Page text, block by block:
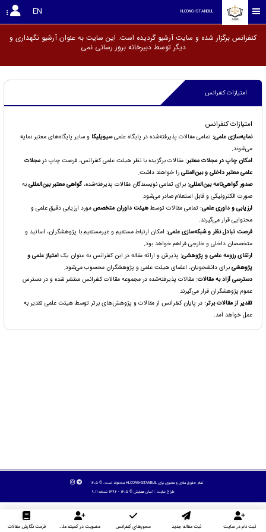
HLCONG-ISTANBUL
EN
کنفرانس برگزار شده و سایت آرشیو گردیده است. این سایت به عنوان آرشیو نگهداری و
دیگر توسط دبیرخانه بروز رسانی
امتیازات کنفرانس
امتیازات کنفرانس
نمایه‌سازی علمی:تمامی مقالات پذیرفته‌شده در پایگاه علمیسیویلیکا و سایر پایگاه‌های معتبر نمایه
می‌شوند.
امکان چاپ در مجلات معتبر:مقالات برگزیده با نظر هیئت علمی کنفرانس، فرصت چاپ در مجلات
علمی معتبر داخلی و بین‌المللیرا خواهند داشت.
صدور گواهی‌نامه بین‌المللی:برای تمامی نویسندگان مقالات پذیرفته‌شده،گواهی معتبر بین‌المللیبه
صورت الکترونیکی و قابل استعلام صادر می‌شود.
ارزیابی و داوری علمی:تمامی مقالات توسط هیئت داوران متخصصمورد ارزیابی دقیق علمی و
محتوایی قرار می‌گیرند.
فرصت تبادل نظر و شبکه‌سازی علمی:امکان ارتباط مستقیم و غیرمستقیم با پژوهشگران، اساتید و
متخصصان داخلی و خارجی فراهم خواهد بود.
ارتقای رزومه علمی و پژوهشی:پذیرش و ارائه مقاله در این کنفرانس به عنوان یک امتیاز علمی و
پژوهشیبرای دانشجویان، اعضای هیئت علمی و پژوهشگران محسوب می‌شود.
دسترسی آزاد به مقالات:مقالات پذیرفته‌شده در مجموعه مقالات کنفرانس منتشر شده و در دسترس
عموم پژوهشگران قرار می‌گیرند.
تقدیر از مقالات برتر:در پایان کنفرانس از مقالات و پژوهش‌های برتر توسط هیئت علمی تقدیر به
عمل خواهد آمد.
تمام حقوق مادی و معنوی برای HLCONG-ISTANBUL محفوظ است. © ۱۴۰۵
طراح سایت :آسان همایش © ۱۴۰۵ - 1392 نسخه 9.11
ثبت نام در سایت ثبت مقاله جدید محورهای کنفرانس عضویت در کمیته علمی داوران فرمت نگارش مقالات